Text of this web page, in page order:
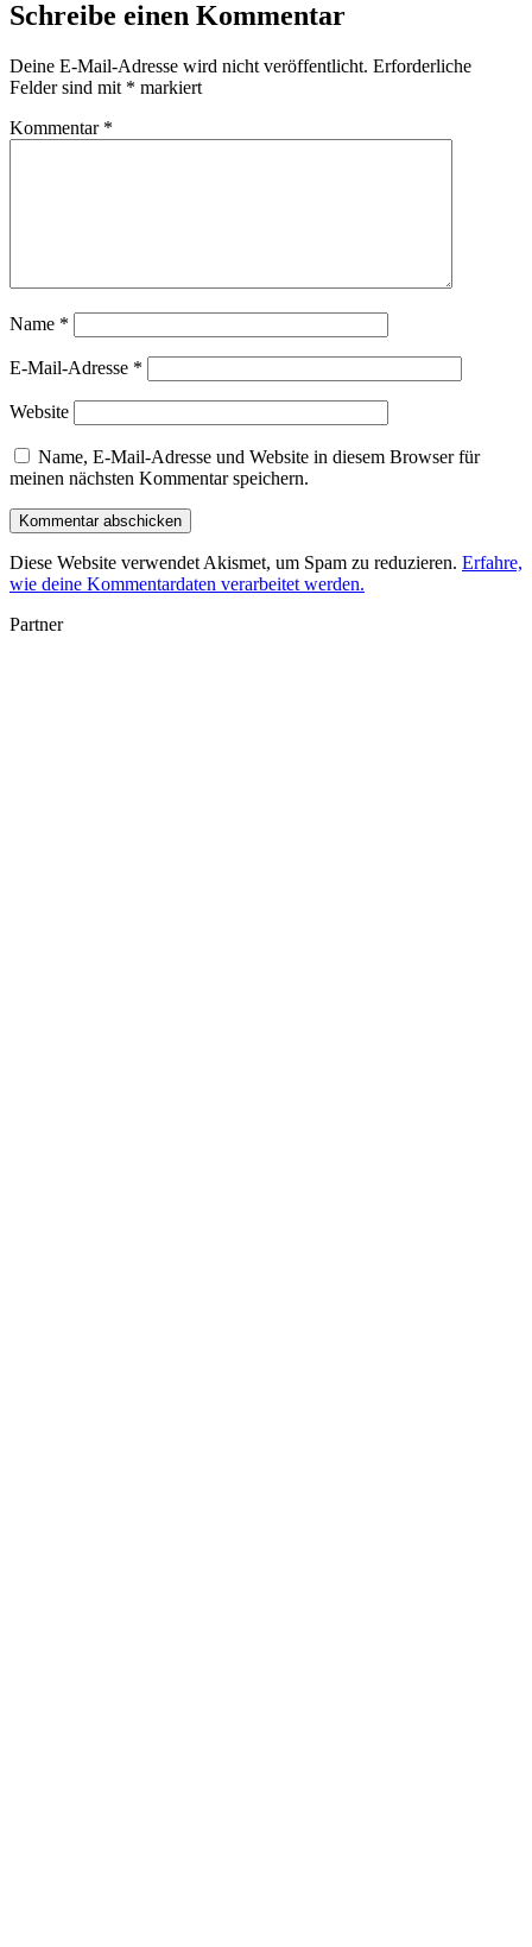
Schreibe einen Kommentar
Deine E-Mail-Adresse wird nicht veröffentlicht. Erforderliche
Felder sind mit * markiert
Kommentar *
Name *
E-Mail-Adresse *
Website
Name, E-Mail-Adresse und Website in diesem Browser für
meinen nächsten Kommentar speichern.
Diese Website verwendet Akismet, um Spam zu reduzieren. Erfahre,
wie deine Kommentardaten verarbeitet werden.
Partner